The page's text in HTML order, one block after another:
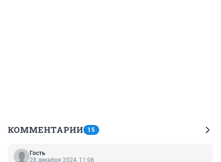
КОММЕНТАРИИ 15
Гость
28 декабря 2024, 11:06